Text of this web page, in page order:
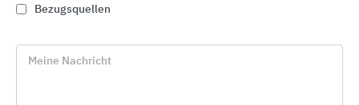
Bezugsquellen
Meine Nachricht